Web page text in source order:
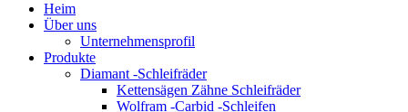
Heim
Über uns
Unternehmensprofil
Produkte
Diamant -Schleifräder
Kettensägen Zähne Schleifräder
Wolfram -Carbid -Schleifen